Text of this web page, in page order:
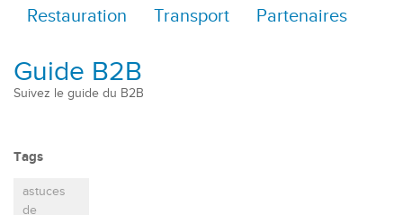
Restauration
Transport Partenaires
Guide B2B
Suivez le guide du B2B
Tags
astuces
de